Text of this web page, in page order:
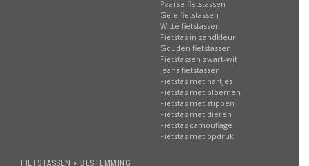
Paarse fietstassen
Gele fietstassen
Witte fietstassen
Fietstas in zandkleur
Gouden fietstassen
Fietstassen zwart-wit
Jeans fietstassen
Fietstas met hartjes
Fietstas met bloemen
Fietstas met stippen
Fietstas met dieren
Fietstas camouflage
Fietstas met opdruk
FIETSTASSEN > BESTEMMING